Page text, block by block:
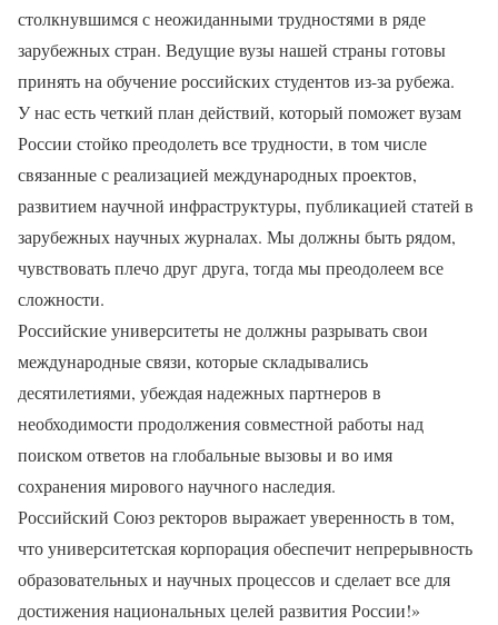
столкнувшимся с неожиданными трудностями в ряде
зарубежных стран. Ведущие вузы нашей страны готовы
принять на обучение российских студентов из-за рубежа.
У нас есть четкий план действий, который поможет вузам
России стойко преодолеть все трудности, в том числе
связанные с реализацией международных проектов,
развитием научной инфраструктуры, публикацией статей в
зарубежных научных журналах. Мы должны быть рядом,
чувствовать плечо друг друга, тогда мы преодолеем все
сложности.
Российские университеты не должны разрывать свои
международные связи, которые складывались
десятилетиями, убеждая надежных партнеров в
необходимости продолжения совместной работы над
поиском ответов на глобальные вызовы и во имя
сохранения мирового научного наследия.
Российский Союз ректоров выражает уверенность в том,
что университетская корпорация обеспечит непрерывность
образовательных и научных процессов и сделает все для
достижения национальных целей развития России!»